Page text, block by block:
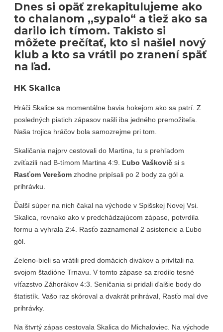
Dnes si opäť zrekapitulujeme ako
to chalanom ,,sypalo“ a tiež ako sa
darilo ich tímom. Takisto si
môžete prečítať, kto si našiel nový
klub a kto sa vrátil po zranení späť
na ľad.
HK Skalica
Hráči Skalice sa momentálne bavia hokejom ako sa patrí. Z
posledných piatich zápasov našli iba jedného premožiteľa.
Naša trojica hráčov bola samozrejme pri tom.
Skaličania najprv cestovali do Martina, tu s prehľadom
zvíťazili nad B-tímom Martina 4:9. Ľubo Vaškovič si s
Rasťom Verešom zhodne pripísali po 2 body za gól a
prihrávku.
Ďalší súper na nich čakal na východe v Spišskej Novej Vsi.
Skalica, rovnako ako v predchádzajúcom zápase, potvrdila
formu a vyhrala 2:4. Rasťo zaznamenal 2 asistencie a Ľubo
gól.
Zeleno-bieli sa vrátili pred domácich divákov a privítali na
svojom štadióne Trnavu. V tomto zápase sa zrodilo tesné
víťazstvo Záhorákov 4:3. Seničania si pridali ďalšie body do
štatistík. Vašo raz skóroval a dvakrát prihrával, Rasťo mal dve
prihrávky.
Na štvrtý zápas cestovala Skalica do Michaloviec. Na východe